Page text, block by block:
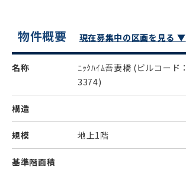
物件概要 現在募集中の区画を見る ▼
名称 ﾆｯｸﾊｲﾑ吾妻橋 (ビルコード：
3374)
構造
規模 地上1階
基準階面積